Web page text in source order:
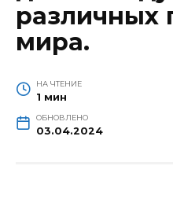
различных
мира.
НА ЧТЕНИЕ
1 мин
ОБНОВЛЕНО
03.04.2024